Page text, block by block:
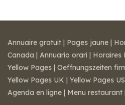
Annuaire gratuit | Pages jaune |
Canada | Annuario orari | Horaires
Yellow Pages | Oeffnungszeiten
Yellow Pages UK | Yellow Pages
Agenda en ligne | Menu restaurant |